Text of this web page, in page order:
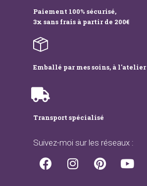
Paiement 100% sécurisé,
3x sans frais à partir de 200€
Emballé par mes soins, à l'atelier
Transport spécialisé
Suivez-moi sur les réseaux :